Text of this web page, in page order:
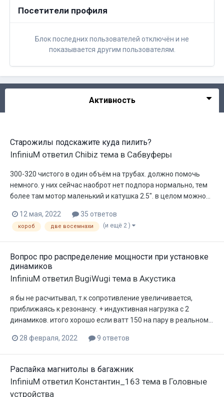
Посетители профиля
Блок последних пользователей отключён и не
показывается другим пользователям.
Активность
Старожилы подскажите куда пилить?
InfiniuM ответил Chibiz тема в Сабвуферы
300-320 чистого в один объём на трубах. должно помочь
немного. у них сейчас наоброт нет подпора нормально, тем
более там мотор маленький и катушка 2.5". в целом можно...
12 мая, 2022 35 ответов
короб две восемнахи (и ещё 2 )
Вопрос про распределение мощности при установке
динамиков
InfiniuM ответил BugiWugi тема в Акустика
я бы не расчитывал, т.к сопротивление увеличивается,
приближаясь к резонансу. + индуктивная нагрузка с 2
динамиков. итого хорошо если ватт 150 на пару в реальном...
28 февраля, 2022 9 ответов
Распайка магнитолы в багажник
InfiniuM ответил Константин_163 тема в Головные
устройства